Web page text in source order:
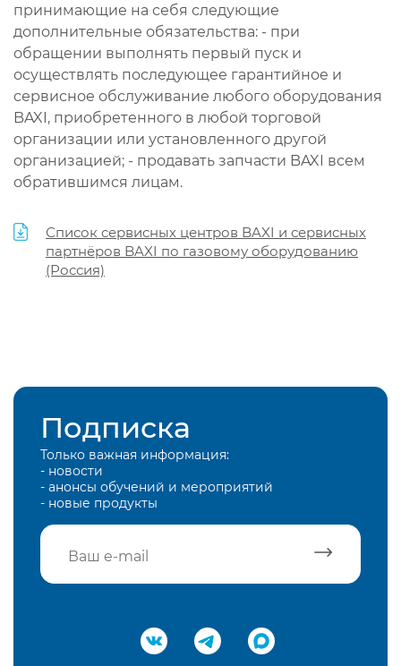
принимающие на себя следующие
дополнительные обязательства: - при
обращении выполнять первый пуск и
осуществлять последующее гарантийное и
сервисное обслуживание любого оборудования
BAXI, приобретенного в любой торговой
организации или установленного другой
организацией; - продавать запчасти BAXI всем
обратившимся лицам.
Список сервисных центров BAXI и сервисных
партнёров BAXI по газовому оборудованию
(Россия)
Подписка
Только важная информация:
- новости
- анонсы обучений и мероприятий
- новые продукты